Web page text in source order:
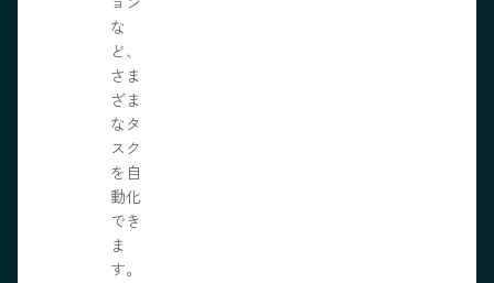
な
ど、
さま
ざま
なタ
スク
を自
動化
でき
ま
す。